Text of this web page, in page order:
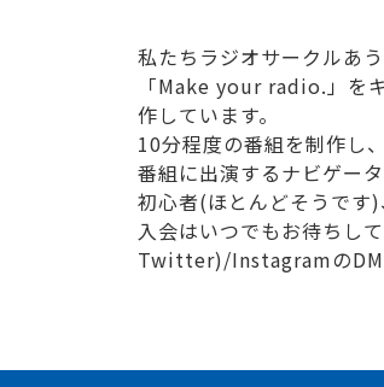
私たちラジオサークルあ
「Make your radio.」を
作しています。
10分程度の番組を制作し
番組に出演するナビゲー
初心者(ほとんどそうです
入会はいつでもお待ちし
Twitter)/InstagramのDM